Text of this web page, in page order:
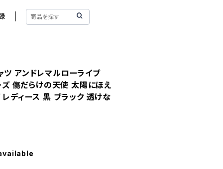
ツ アンドレマルローライブ
傷だらけの天使 太陽にほえ
レディース 黒 ブラック 透けな